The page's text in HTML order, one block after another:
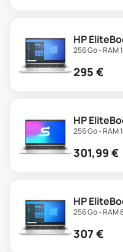
HP
256 Go - RAM
295 €
HP
256 Go - RAM
301,99 €
HP
256 Go - RAM
307 €